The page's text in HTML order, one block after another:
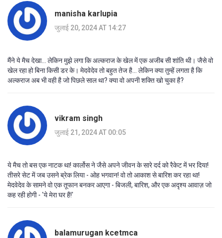
manisha karlupia
जुलाई 20, 2024 AT 14:27
मैंने ये मैच देखा... लेकिन मुझे लगा कि अल्कराज के खेल में एक अजीब सी शांति थी। जैसे वो
खेल रहा हो बिना किसी डर के। मेदवेदेव तो बहुत तेज है... लेकिन क्या तुम्हें लगता है कि
अल्कराज अब भी वही है जो पिछले साल था? क्या वो अपनी शक्ति खो चुका है?
vikram singh
जुलाई 21, 2024 AT 00:05
ये मैच तो बस एक नाटक था! कार्लोस ने जैसे अपने जीवन के सारे दर्द को रैकेट में भर दिया!
तीसरे सेट में जब उसने ब्रेक लिया - ओह भगवान! वो तो आकाश से बारिश कर रहा था!
मेदवेदेव के सामने वो एक तूफान बनकर आएगा - बिजली, बारिश, और एक अदृश्य आवाज़ जो
कह रही होगी - 'ये मेरा घर है!'
balamurugan kcetmca